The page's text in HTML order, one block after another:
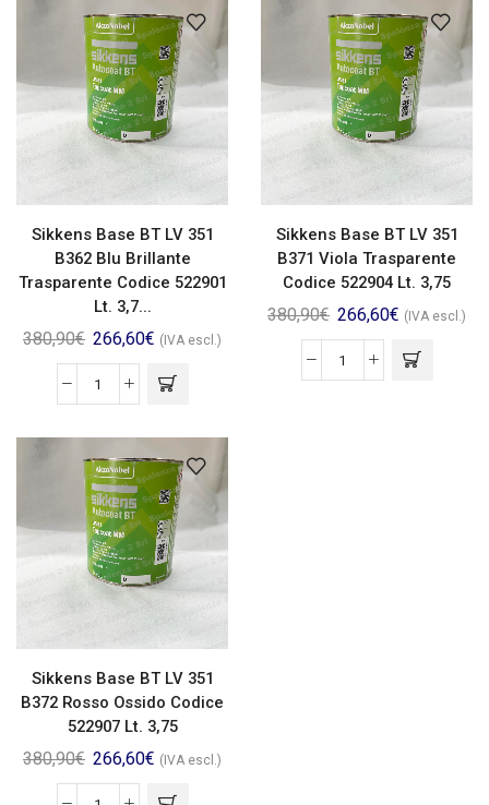
Sikkens Base BT LV 351
B362 Blu Brillante
Trasparente Codice 522901
Lt. 3,7...
380,90€ 266,60€ (IVA escl.)
Sikkens Base BT LV 351
B371 Viola Trasparente
Codice 522904 Lt. 3,75
380,90€ 266,60€ (IVA escl.)
Sikkens Base BT LV 351
B372 Rosso Ossido Codice
522907 Lt. 3,75
380,90€ 266,60€ (IVA escl.)